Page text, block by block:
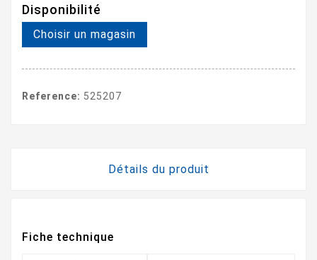
Disponibilité
Choisir un magasin
Reference: 525207
Détails du produit
Fiche technique